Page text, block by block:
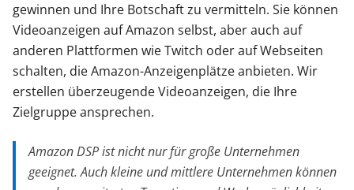
gewinnen und Ihre Botschaft zu vermitteln. Sie können
Videoanzeigen auf Amazon selbst, aber auch auf
anderen Plattformen wie Twitch oder auf Webseiten
schalten, die Amazon-Anzeigenplätze anbieten. Wir
erstellen überzeugende Videoanzeigen, die Ihre
Zielgruppe ansprechen.
Amazon DSP ist nicht nur für große Unternehmen
geeignet. Auch kleine und mittlere Unternehmen können